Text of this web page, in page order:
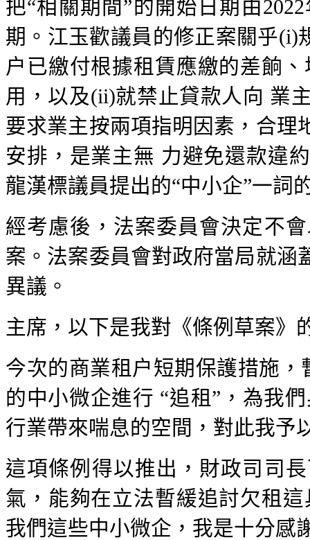
把“相關期間”的開始日期由
期。江玉歡議員的修正案關乎(i)
户已繳付根據租賃應繳的差餉
用，以及(ii)就禁止貸款人向 業
要求業主按兩項指明因素，合理
安排，是業主無 力避免還款違
龍漢標議員提出的“中小企”一詞
經考慮後，法案委員會決定不
案。法案委員會對政府當局就涵
異議。
主席，以下是我對《條例草案》
今次的商業租户短期保護措施，
的中小微企進行 “追租”，為我
行業帶來喘息的空間，對此我予
這項條例得以推出，財政司司
氣，能夠在立法暫緩追討欠租
我們這些中小微企，我是十分感